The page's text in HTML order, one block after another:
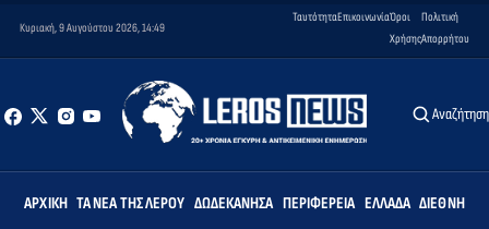
Κυριακή, 9 Αυγούστου 2026, 14:49
ΤαυτότηταΕπικοινωνίαΌροι
Χρήσης
Πολιτική
Απορρήτου
Αναζήτηση
ΑΡΧΙΚΉ ΤΑ ΝΈΑ ΤΗΣ ΛΈΡΟΥ ΔΩΔΕΚΆΝΗΣΑ ΠΕΡΙΦΈΡΕΙΑ ΕΛΛΆΔΑ ΔΙΕΘΝΉ